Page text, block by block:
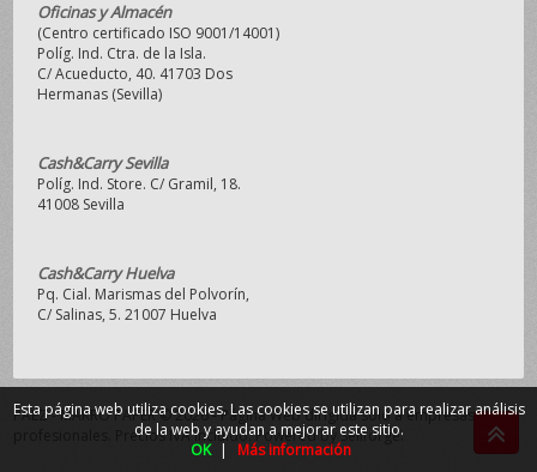
Oficinas y Almacén
(Centro certificado ISO 9001/14001)
Políg. Ind. Ctra. de la Isla.
C/ Acueducto, 40. 41703 Dos
Hermanas (Sevilla)
Cash&Carry Sevilla
Políg. Ind. Store. C/ Gramil, 18.
41008 Sevilla
Cash&Carry Huelva
Pq. Cial. Marismas del Polvorín,
C/ Salinas, 5. 21007 Huelva
PAEZ - MAKRO PAPER © 2026 - Página Web dirigida sólo a empresas y
profesionales. Precios IVA incluido.Powered by Sellforge.
Esta página web utiliza cookies. Las cookies se utilizan para realizar análisis
de la web y ayudan a mejorar este sitio.
OK | Más información